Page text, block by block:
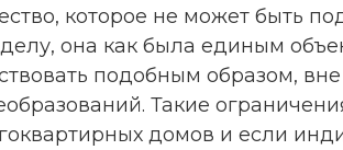
которое не может быть
она как была единым
подобным образом, вне
Такие
домов и если